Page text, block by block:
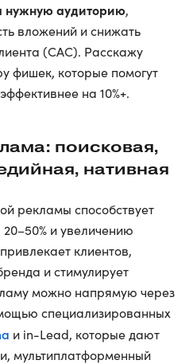
нужную аудиторию,
вложений и снижать
(CAC). Расскажу
фишек, которые помогут
на 10%+.
поисковая,
нативная
рекламы способствует
и увеличению
клиентов,
и стимулирует
можно напрямую через
специализированных
и in-Lead, которые дают
мультиплатформенный